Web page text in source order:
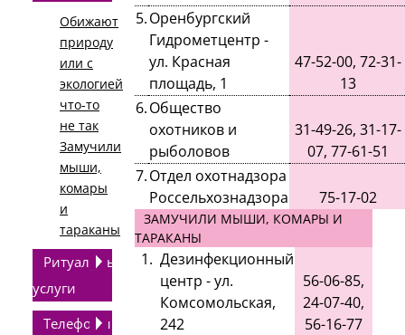
Обижают
природу
или с
экологией
что-то
не так
Замучили
мыши,
комары
и
тараканы
Ритуальные
услуги
Телефоны
5.Оренбургский
Гидрометцентр -
ул. Красная
площадь, 1
47-52-00, 72-31-
13
6.Общество
охотников и
рыболовов
31-49-26, 31-17-
07, 77-61-51
7.Отдел охотнадзора
Россельхознадзора
75-17-02
ЗАМУЧИЛИ МЫШИ, КОМАРЫ И
ТАРАКАНЫ
1. Дезинфекционный
центр - ул.
Комсомольская,
242
56-06-85,
24-07-40,
56-16-77